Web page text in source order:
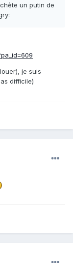
un putin de
je suis
difficile)